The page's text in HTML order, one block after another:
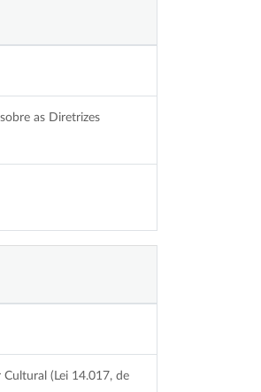
as Diretrizes
(Lei 14.017, de